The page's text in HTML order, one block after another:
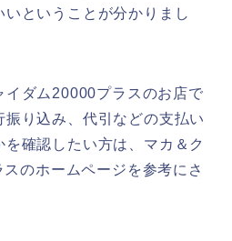
ということが分かりまし
イダム20000プラスのお店で
り込み、代引などの支払い
確認したい方は、マカ＆ク
のホームページを参考にさ